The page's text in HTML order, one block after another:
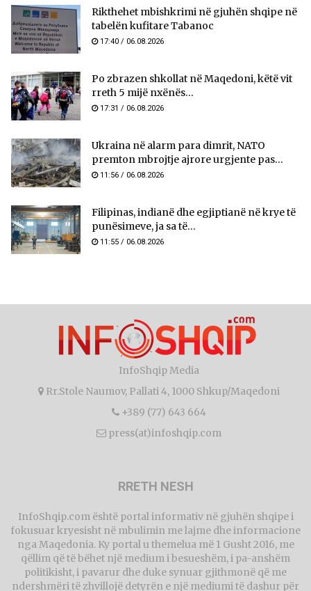
Rikthehet mbishkrimi në gjuhën shqipe në
tabelën kufitare Tabanoc
17:40 / 06.08.2026
Po zbrazen shkollat në Maqedoni, këtë vit
rreth 5 mijë nxënës...
17:31 / 06.08.2026
Ukraina në alarm para dimrit, NATO
premton mbrojtje ajrore urgjente pas...
11:56 / 06.08.2026
Filipinas, indianë dhe egjiptianë në krye të
punësimeve, ja sa të...
11:55 / 06.08.2026
InfoShqip Media
Rr.Stole Naumov, Pallati 4, 1000 Shkup/Maqedoni
+389 (77) 643 664
press(at)infoshqip.com
RRETH NESH
InfoShqip.com është portal informativ në gjuhën shqipe i
fokusuar kryesisht në mbulimin me lajme dhe informacione
nga Maqedonia. Ky portal u themelua më 1 Gusht 2016, me
qëllim që të bëhet një medium i besueshëm, i pa-anshëm
politikisht, i pavarur dhe duke synuar gjithmonë që me
ndershmëri të zhvillojë detyrën e një mediumi të dashur për